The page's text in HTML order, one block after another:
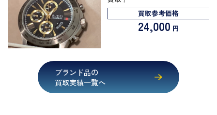
買取参考価格
24,000 円
ブランド品の
買取実績一覧へ